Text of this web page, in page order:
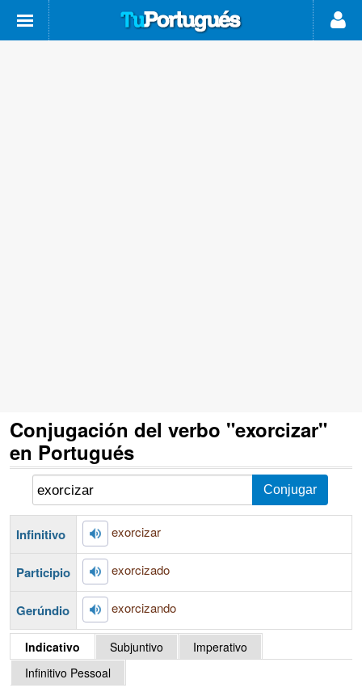
Conjugación del verbo "exorcizar"
en Portugués
Infinitivo exorcizar
Participio exorcizado
Gerúndio exorcizando
Indicativo Subjuntivo
Imperativo
Infinitivo Pessoal